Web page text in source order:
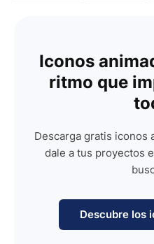
Iconos
ritmo que
Descarga gratis iconos
dale a tus proyectos
Descubre los